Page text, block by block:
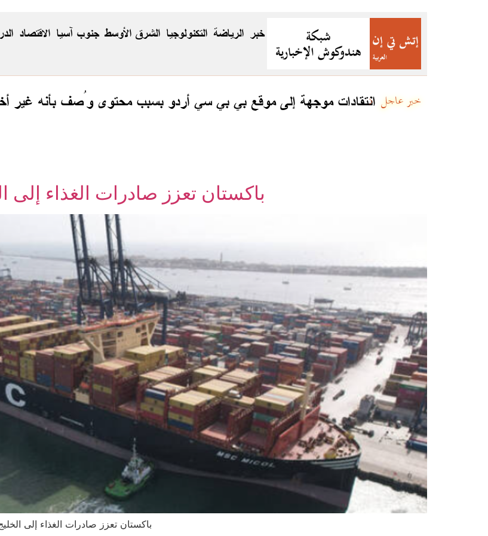
الاقتصاد جنوب آسيا الشرق الأوسط التكنولوجيا الرياضة خبر
انتقادات موجهة إلى موقع بي بي سي أردو بسبب محتوى وُصف بأنه غير خبر عاجل
باكستان تعزز صادرات الغذاء
باكستان تعزز صادرات الغذاء إلى